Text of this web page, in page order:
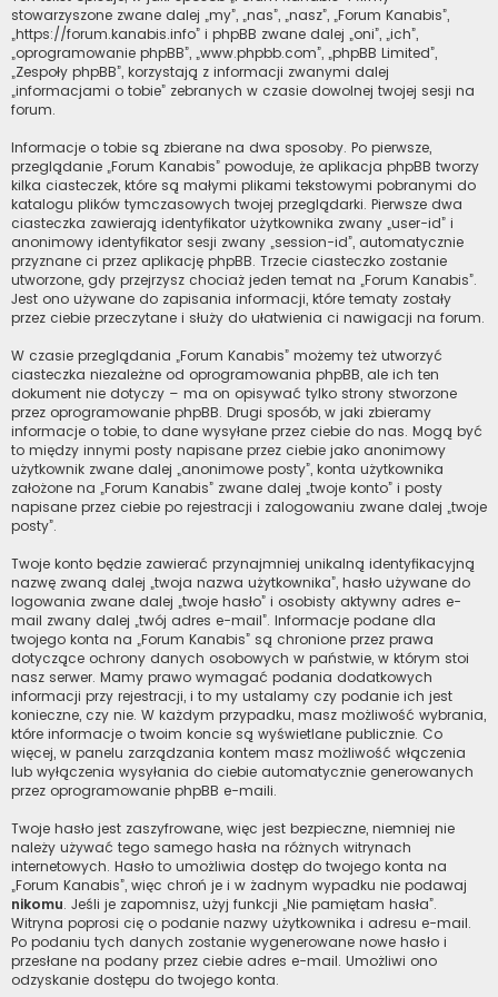
stowarzyszone zwane dalej „my”, „nas”, „nasz”, „Forum Kanabis”,
„https://forum.kanabis.info” i phpBB zwane dalej „oni”, „ich”,
„oprogramowanie phpBB”, „www.phpbb.com”, „phpBB Limited”,
„Zespoły phpBB”, korzystają z informacji zwanymi dalej
„informacjami o tobie” zebranych w czasie dowolnej twojej sesji na
forum.
Informacje o tobie są zbierane na dwa sposoby. Po pierwsze,
przeglądanie „Forum Kanabis” powoduje, że aplikacja phpBB tworzy
kilka ciasteczek, które są małymi plikami tekstowymi pobranymi do
katalogu plików tymczasowych twojej przeglądarki. Pierwsze dwa
ciasteczka zawierają identyfikator użytkownika zwany „user-id” i
anonimowy identyfikator sesji zwany „session-id”, automatycznie
przyznane ci przez aplikację phpBB. Trzecie ciasteczko zostanie
utworzone, gdy przejrzysz chociaż jeden temat na „Forum Kanabis”.
Jest ono używane do zapisania informacji, które tematy zostały
przez ciebie przeczytane i służy do ułatwienia ci nawigacji na forum.
W czasie przeglądania „Forum Kanabis” możemy też utworzyć
ciasteczka niezależne od oprogramowania phpBB, ale ich ten
dokument nie dotyczy – ma on opisywać tylko strony stworzone
przez oprogramowanie phpBB. Drugi sposób, w jaki zbieramy
informacje o tobie, to dane wysyłane przez ciebie do nas. Mogą być
to między innymi posty napisane przez ciebie jako anonimowy
użytkownik zwane dalej „anonimowe posty”, konta użytkownika
założone na „Forum Kanabis” zwane dalej „twoje konto” i posty
napisane przez ciebie po rejestracji i zalogowaniu zwane dalej „twoje
posty”.
Twoje konto będzie zawierać przynajmniej unikalną identyfikacyjną
nazwę zwaną dalej „twoja nazwa użytkownika”, hasło używane do
logowania zwane dalej „twoje hasło” i osobisty aktywny adres e-
mail zwany dalej „twój adres e-mail”. Informacje podane dla
twojego konta na „Forum Kanabis” są chronione przez prawa
dotyczące ochrony danych osobowych w państwie, w którym stoi
nasz serwer. Mamy prawo wymagać podania dodatkowych
informacji przy rejestracji, i to my ustalamy czy podanie ich jest
konieczne, czy nie. W każdym przypadku, masz możliwość wybrania,
które informacje o twoim koncie są wyświetlane publicznie. Co
więcej, w panelu zarządzania kontem masz możliwość włączenia
lub wyłączenia wysyłania do ciebie automatycznie generowanych
przez oprogramowanie phpBB e-maili.
Twoje hasło jest zaszyfrowane, więc jest bezpieczne, niemniej nie
należy używać tego samego hasła na różnych witrynach
internetowych. Hasło to umożliwia dostęp do twojego konta na
„Forum Kanabis”, więc chroń je i w żadnym wypadku nie podawaj
nikomu. Jeśli je zapomnisz, użyj funkcji „Nie pamiętam hasła”.
Witryna poprosi cię o podanie nazwy użytkownika i adresu e-mail.
Po podaniu tych danych zostanie wygenerowane nowe hasło i
przesłane na podany przez ciebie adres e-mail. Umożliwi ono
odzyskanie dostępu do twojego konta.